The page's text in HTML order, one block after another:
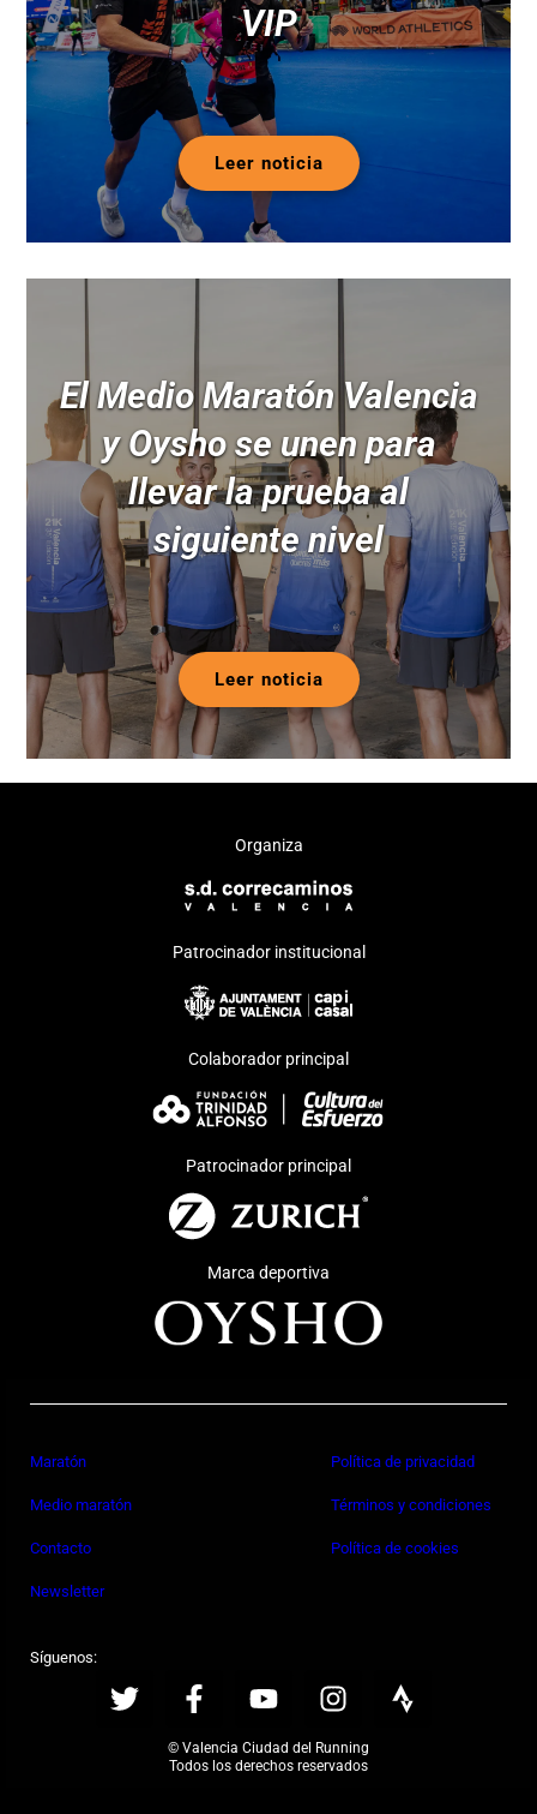
VIP
Leer noticia
El Medio Maratón Valencia
y Oysho se unen para
llevar la prueba al
siguiente nivel
Leer noticia
Organiza
Patrocinador institucional
Colaborador principal
Patrocinador principal
Marca deportiva
Maratón
Medio maratón
Contacto
Newsletter
Política de privacidad
Términos y condiciones
Política de cookies
Síguenos:
© Valencia Ciudad del Running
Todos los derechos reservados